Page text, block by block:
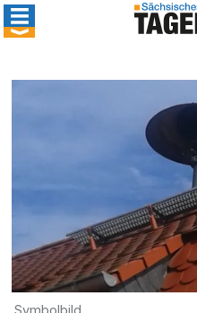
Symbolbild